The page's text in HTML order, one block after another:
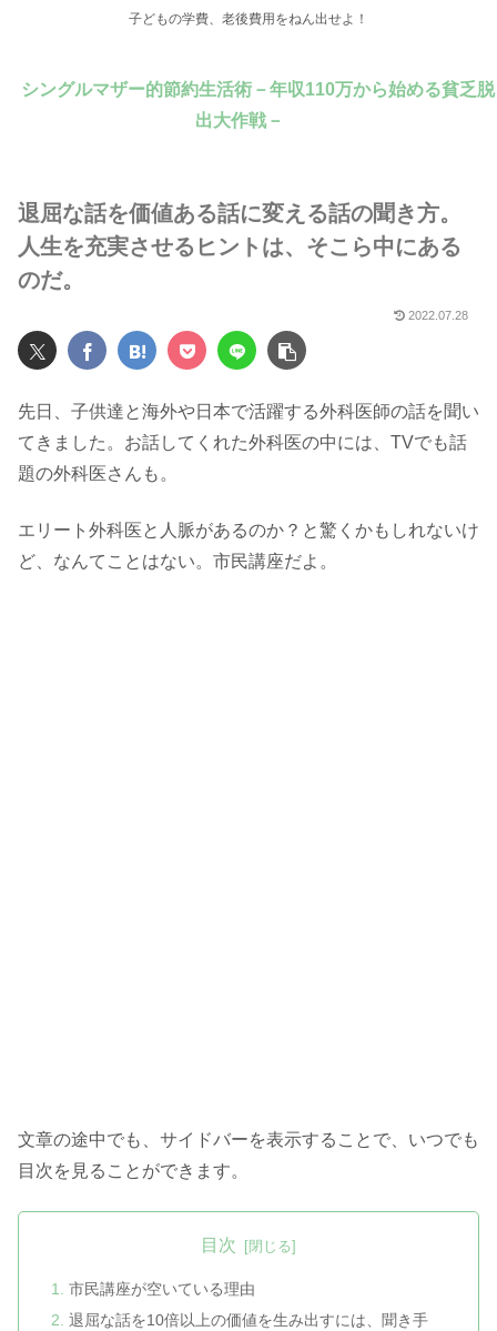
子どもの学費、老後費用をねん出せよ！
シングルマザー的節約生活術－年収110万から始める貧乏脱
出大作戦－
退屈な話を価値ある話に変える話の聞き方。
人生を充実させるヒントは、そこら中にある
のだ。
2022.07.28
先日、子供達と海外や日本で活躍する外科医師の話を聞い
てきました。お話してくれた外科医の中には、TVでも話
題の外科医さんも。
エリート外科医と人脈があるのか？と驚くかもしれないけ
ど、なんてことはない。市民講座だよ。
文章の途中でも、サイドバーを表示することで、いつでも
目次を見ることができます。
目次
市民講座が空いている理由
退屈な話を10倍以上の価値を生み出すには、聞き手